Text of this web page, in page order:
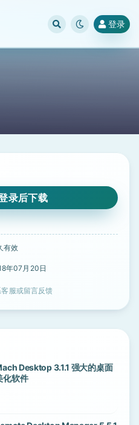
登录
录后下载
有效
年07月20日
服或留言反馈
Desktop 3.1.1 强大的桌面
化软件